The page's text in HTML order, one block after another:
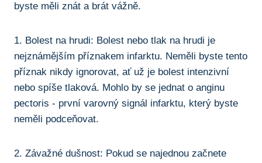
byste měli znát a brát vážně.
1. Bolest na hrudi: ⁢Bolest nebo tlak na hrudi⁤ je
nejznámějším příznakem ​infarktu. Neměli byste tento
příznak ⁤nikdy ignorovat, ať už je ⁢bolest intenzivní
nebo spíše tlaková. ​Mohlo‍ by se jednat o ​anginu
pectoris -⁢ první varovný signál infarktu, který byste
neměli podceňovat.
2. ‌Závažné dušnost: Pokud se najednou⁢ začnete